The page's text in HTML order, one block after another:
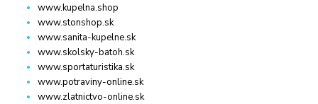
www.kupelna.shop
www.stonshop.sk
www.sanita-kupelne.sk
www.skolsky-batoh.sk
www.sportaturistika.sk
www.potraviny-online.sk
www.zlatnictvo-online.sk